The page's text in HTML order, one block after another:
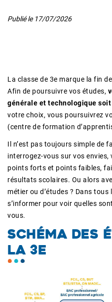
Publié le 17/07/2026
La classe de 3e marque la fin
Afin de poursuivre vos études,
générale et technologique
votre choix, vous poursuivrez
(centre de formation
Il n’est pas toujours simple de
interrogez-vous sur vos
points forts et points faibles,
résultats scolaires. Ou alors
métier ou d’études ? Dans
s’informer pour voir quelles
vous.
SCHÉMA DES
LA 3E